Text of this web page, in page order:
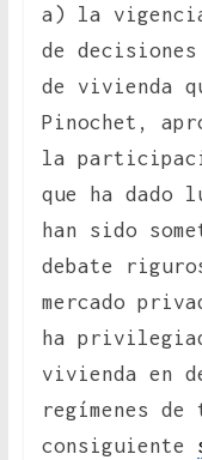
a) la
de
de vivienda
Pinochet,
la
que ha dado
han sido
debate
mercado
ha
vivienda en
regímenes
consiguiente